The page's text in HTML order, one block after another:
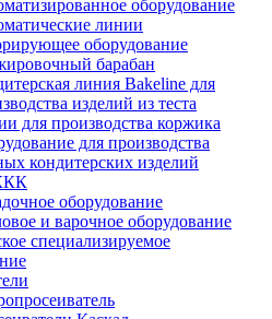
оборудование
линии
оборудование
барабан
линия Bakeline для
изделий из теста
для производства коржика
для производства
кондитерских изделий
оборудование
и варочное оборудование
специализируемое